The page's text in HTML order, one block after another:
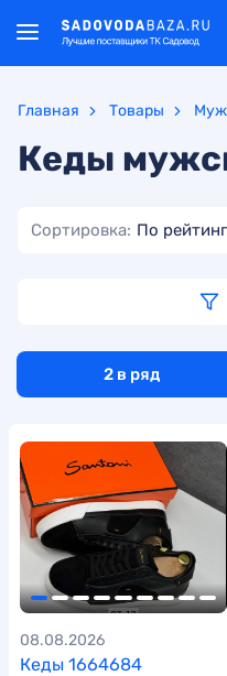
Главная Товары
Кеды
Сортировка: По
2 в ряд
Кеды 1664684
08.08.2026